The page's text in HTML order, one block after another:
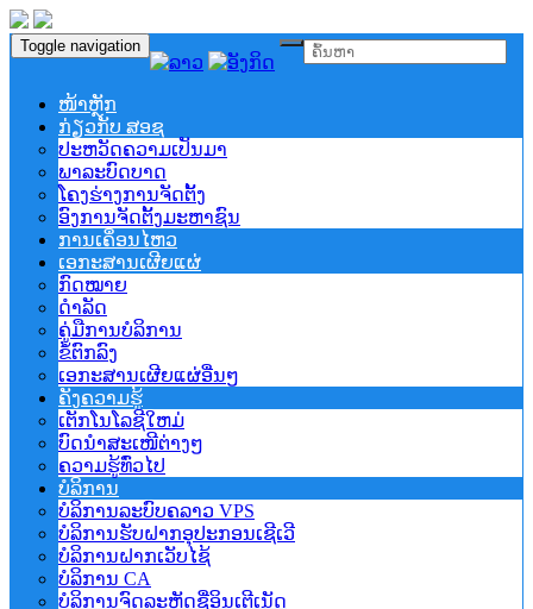
Toggle navigation
ໜ້າຫຼັກ
ກ່ຽວກັບ ສອຊ
ປະຫວັດຄວາມເປັນມາ
ພາລະບົດບາດ
ໂຄງຮ່າງການຈັດຕັ້ງ
ອົງການຈັດຕັ້ງມະຫາຊົນ
ການເຄຶ່ອນໄຫວ
ເອກະສານເຜີຍແຜ່
ກົດໝາຍ
ດຳລັດ
ຄູ່ມືການບໍລິການ
ຂໍ້ຕົກລົງ
ເອກະສານເຜີຍແຜ່ອື່ນໆ
ຄັງຄວາມຮູ້
ເຕັກໂນໂລຊີໃຫມ່
ບົດນຳສະເໜີຕ່າງໆ
ຄວາມຮູ້ທົ່ວໄປ
ບໍລິການ
ບໍລິການລະບົບຄລາວ VPS
ບໍລິການຮັບຝາກອຸປະກອນເຊີເວີ
ບໍລິການຝາກເວັບໄຊ້
ບໍລິການ CA
ບໍລິການຈົດລະຫັດຊື່ອິນເຕີເນັດ